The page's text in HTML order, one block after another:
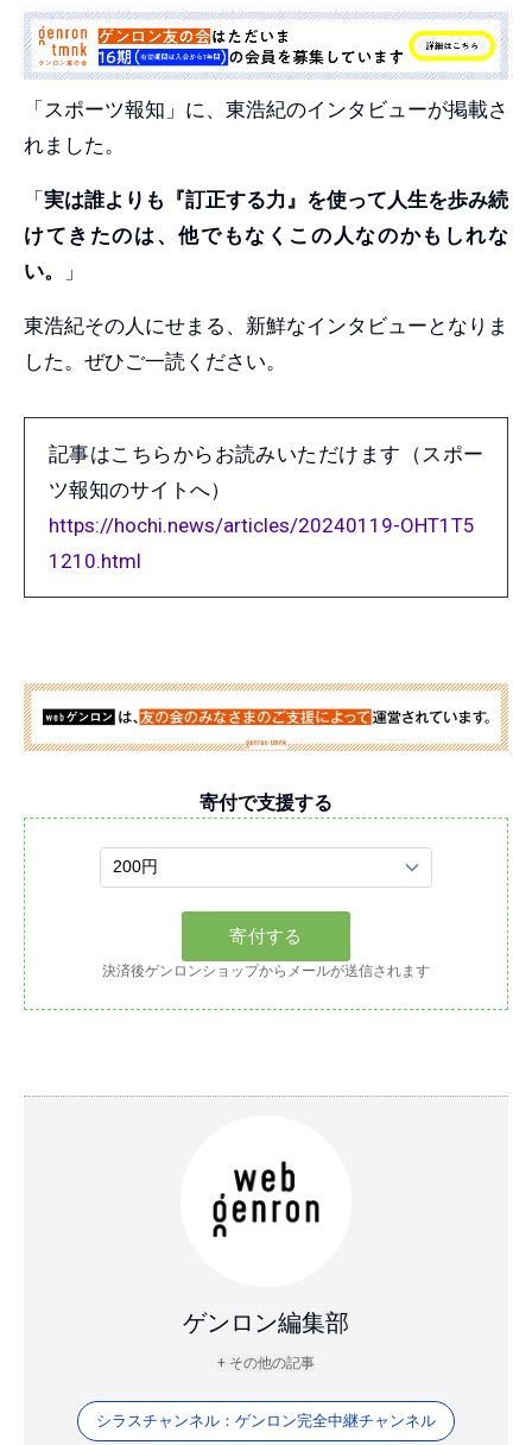
「スポーツ報知」に、東浩紀のインタビューが掲載さ
れました。
「実は誰よりも『訂正する力』を使って人生を歩み続
けてきたのは、他でもなくこの人なのかもしれな
い。
」
東浩紀その人にせまる、新鮮なインタビューとなりま
した。ぜひご一読ください。
記事はこちらからお読みいただけます（スポー
ツ報知のサイトへ）
https://hochi.news/articles/20240119-OHT1T5
1210.html
寄付で支援する
決済後ゲンロンショップからメールが送信されます
ゲンロン編集部
+ その他の記事
シラスチャンネル：ゲンロン完全中継チャンネル